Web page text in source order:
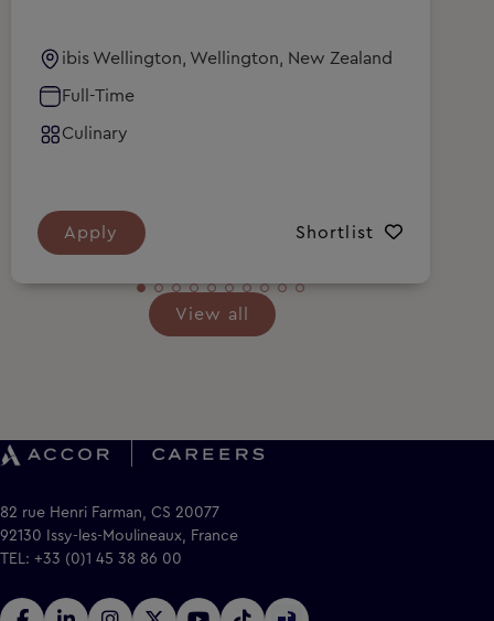
ibis Wellington, Wellington, New Zealand
Full-Time
Culinary
Apply Shortlist
View all
82 rue Henri Farman, CS 20077
92130 Issy-les-Moulineaux, France
TEL: +33 (0)1 45 38 86 00